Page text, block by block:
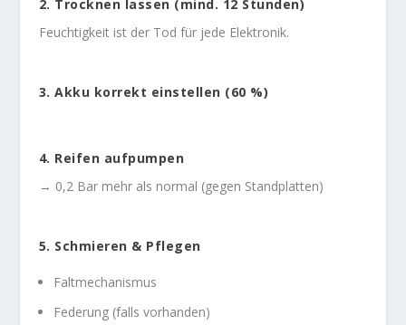
2. Trocknen lassen (mind. 12 Stunden)
Feuchtigkeit ist der Tod für jede Elektronik.
3. Akku korrekt einstellen (60 %)
4. Reifen aufpumpen
→ 0,2 Bar mehr als normal (gegen Standplatten)
5. Schmieren & Pflegen
Faltmechanismus
Federung (falls vorhanden)